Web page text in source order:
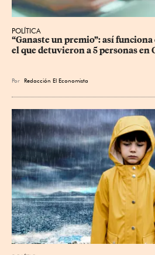
POLÍTICA
“Ganaste un premio”: así
el que detuvieron a 5 personas en
Por Redacción El Economista